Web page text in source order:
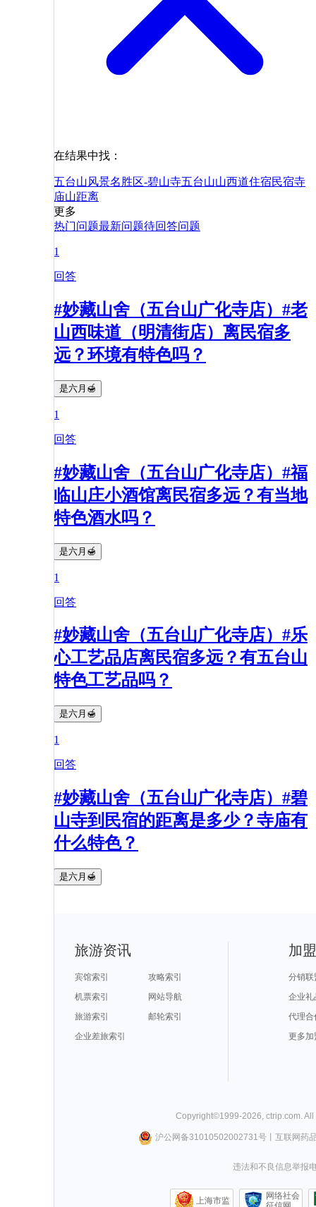
在结果中找：
五台山风景名胜区-碧山寺五台山山西道住宿民宿寺
庙山距离
更多
热门问题最新问题待回答问题
1
回答
#妙藏山舍（五台山广化寺店）#老
山西味道（明清街店）离民宿多
远？环境有特色吗？
是六月🍯
1
回答
#妙藏山舍（五台山广化寺店）#福
临山庄小酒馆离民宿多远？有当地
特色酒水吗？
是六月🍯
1
回答
#妙藏山舍（五台山广化寺店）#乐
心工艺品店离民宿多远？有五台山
特色工艺品吗？
是六月🍯
1
回答
#妙藏山舍（五台山广化寺店）#碧
山寺到民宿的距离是多少？寺庙有
什么特色？
是六月🍯
旅游资讯
宾馆索引
攻略索引
机票索引
网站导航
旅游索引
邮轮索引
企业差旅索引
加
分销联
企业礼
代理合
更多加
Copyright©1999-2026, ctrip.com.
沪公网备31010502002731号丨 互联网药
违法和不良信息举报
上海市监
网络社会